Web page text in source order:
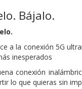
Bájalo.
a la conexión 5G
inesperados
conexión
lo que quieras sin